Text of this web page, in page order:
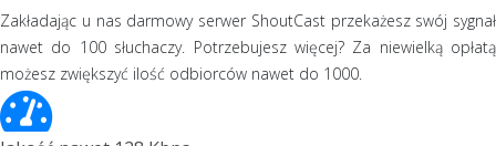
Zakładając u nas darmowy serwer ShoutCast przekażesz swój sygnał
nawet do 100 słuchaczy. Potrzebujesz więcej? Za niewielką opłatą
możesz zwiększyć ilość odbiorców nawet do 1000.